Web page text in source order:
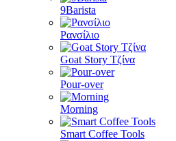
9Barista
Ρανσίλιο
Goat Story Τζίνα
Pour-over
Morning
Smart Coffee Tools